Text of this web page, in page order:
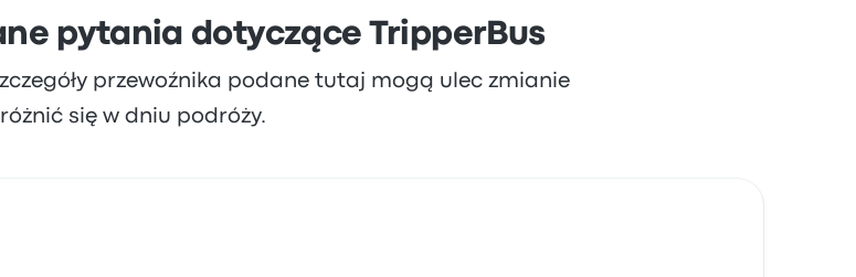
pytania dotyczące TripperBus
przewoźnika podane tutaj mogą ulec zmianie
różnić się w dniu podróży.